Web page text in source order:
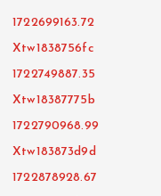
1722699163.72
Xtw1838756fc
1722749887.35
Xtw18387775b
1722790968.99
Xtw183873d9d
1722878928.67